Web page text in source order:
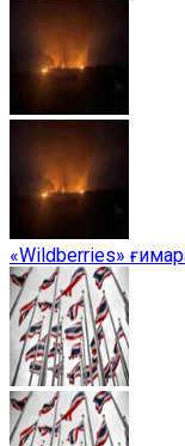
«Wildberries»